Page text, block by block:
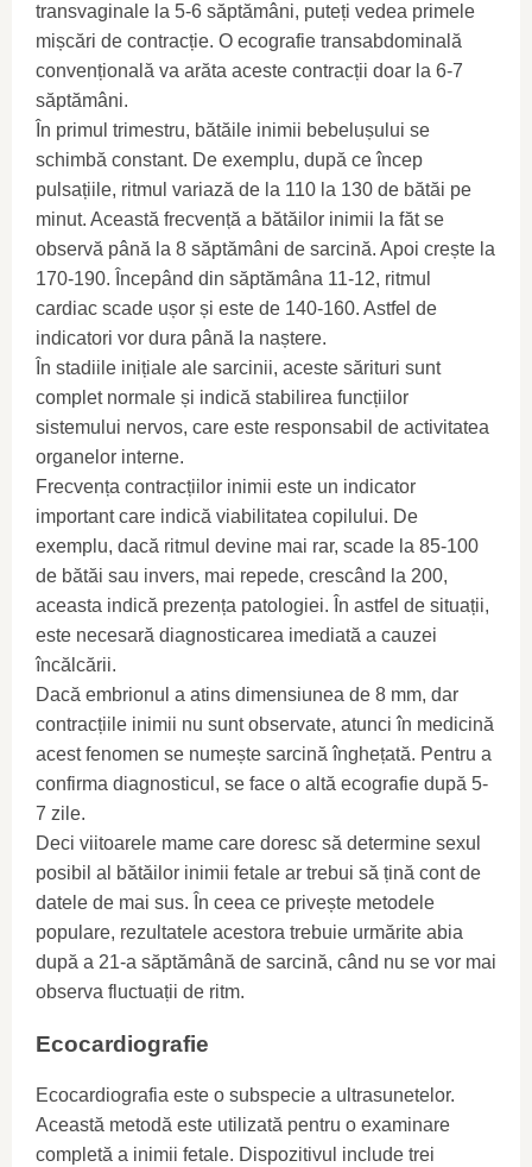
transvaginale la 5-6 săptămâni, puteți vedea primele
mișcări de contracție. O ecografie transabdominală
convențională va arăta aceste contracții doar la 6-7
săptămâni.
În primul trimestru, bătăile inimii bebelușului se
schimbă constant. De exemplu, după ce încep
pulsațiile, ritmul variază de la 110 la 130 de bătăi pe
minut. Această frecvență a bătăilor inimii la făt se
observă până la 8 săptămâni de sarcină. Apoi crește la
170-190. Începând din săptămâna 11-12, ritmul
cardiac scade ușor și este de 140-160. Astfel de
indicatori vor dura până la naștere.
În stadiile inițiale ale sarcinii, aceste sărituri sunt
complet normale și indică stabilirea funcțiilor
sistemului nervos, care este responsabil de activitatea
organelor interne.
Frecvența contracțiilor inimii este un indicator
important care indică viabilitatea copilului. De
exemplu, dacă ritmul devine mai rar, scade la 85-100
de bătăi sau invers, mai repede, crescând la 200,
aceasta indică prezența patologiei. În astfel de situații,
este necesară diagnosticarea imediată a cauzei
încălcării.
Dacă embrionul a atins dimensiunea de 8 mm, dar
contracțiile inimii nu sunt observate, atunci în medicină
acest fenomen se numește sarcină înghețată. Pentru a
confirma diagnosticul, se face o altă ecografie după 5-
7 zile.
Deci viitoarele mame care doresc să determine sexul
posibil al bătăilor inimii fetale ar trebui să țină cont de
datele de mai sus. În ceea ce privește metodele
populare, rezultatele acestora trebuie urmărite abia
după a 21-a săptămână de sarcină, când nu se vor mai
observa fluctuații de ritm.
Ecocardiografie
Ecocardiografia este o subspecie a ultrasunetelor.
Această metodă este utilizată pentru o examinare
completă a inimii fetale. Dispozitivul include trei